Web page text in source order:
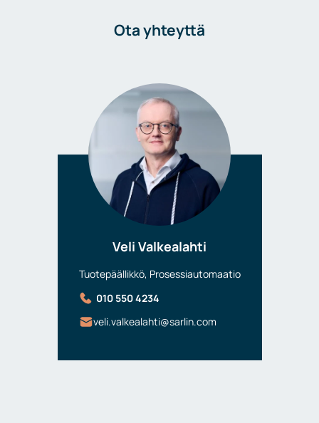
Ota yhteyttä
Veli Valkealahti
Tuotepäällikkö, Prosessiautomaatio
010 550 4234
veli.valkealahti@sarlin.com